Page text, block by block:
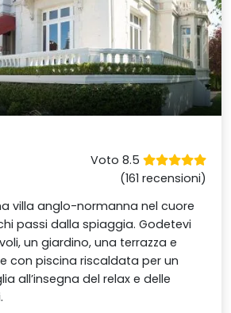
Voto 8.5
(161 recensioni)
villa anglo-normanna nel cuore
passi dalla spiaggia. Godetevi
un giardino, una terrazza e
con piscina riscaldata per un
all’insegna del relax e delle